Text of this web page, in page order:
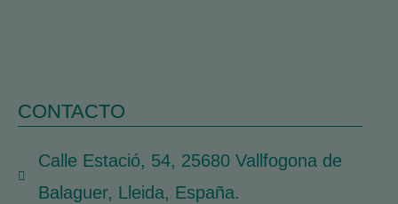
CONTACTO
Calle Estació, 54, 25680 Vallfogona de
Balaguer, Lleida, España.